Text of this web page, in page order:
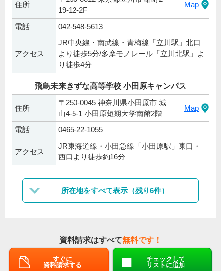
住所
19-12-2F
Map
電話 042-548-5613
アクセス
JR中央線・南武線・青梅線「立川駅」北口
より徒歩5分/多摩モノレール「立川北駅」よ
り徒歩4分
飛鳥未来きずな高等学校 小田原キャンパス
住所
〒250-0045 神奈川県小田原市 城
山4-5-1 小田原短期大学南館2階
Map
電話 0465-22-1055
アクセス
JR東海道線・小田急線「小田原駅」東口・
西口より徒歩約16分
所在地をすべて表示（残り6件）
資料請求はすべて無料です！
すぐに
資料請求する
チェックして
リストに追加